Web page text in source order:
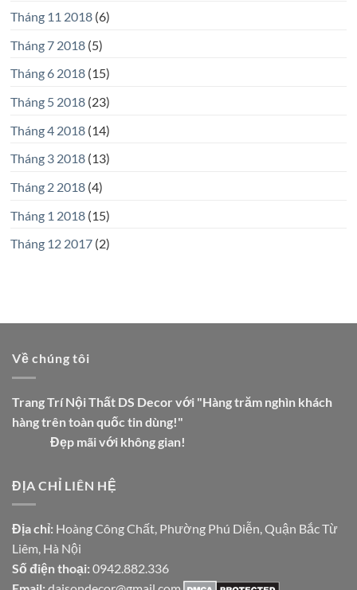
Tháng 11 2018(6)
Tháng 7 2018(5)
Tháng 6 2018(15)
Tháng 5 2018(23)
Tháng 4 2018(14)
Tháng 3 2018(13)
Tháng 2 2018(4)
Tháng 1 2018(15)
Tháng 12 2017(2)
Về chúng tôi
Trang Trí Nội Thất DS Decor với "Hàng trăm nghìn khách
hàng trên toàn quốc tin dùng!"
Đẹp mãi với không gian!
ĐỊA CHỈ LIÊN HỆ
Địa chỉ: Hoàng Công Chất, Phường Phú Diễn, Quận Bắc Từ
Liêm, Hà Nội
Số điện thoại: 0942.882.336